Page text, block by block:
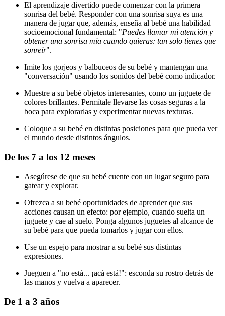
El aprendizaje divertido puede comenzar con la primera
sonrisa del bebé. Responder con una sonrisa suya es una
manera de jugar que, además, enseña al bebé una habilidad
socioemocional fundamental: "Puedes llamar mi atención y
obtener una sonrisa mía cuando quieras: tan solo tienes que
sonreír".
Imite los gorjeos y balbuceos de su bebé y mantengan una
"conversación" usando los sonidos del bebé como indicador.
Muestre a su bebé objetos interesantes, como un juguete de
colores brillantes. Permítale llevarse las cosas seguras a la
boca para explorarlas y experimentar nuevas texturas.
Coloque a su bebé en distintas posiciones para que pueda ver
el mundo desde distintos ángulos.
De los 7 a los 12 meses
Asegúrese de que su bebé cuente con un lugar seguro para
gatear y explorar.
Ofrezca a su bebé oportunidades de aprender que sus
acciones causan un efecto: por ejemplo, cuando suelta un
juguete y cae al suelo. Ponga algunos juguetes al alcance de
su bebé para que pueda tomarlos y jugar con ellos.
Use un espejo para mostrar a su bebé sus distintas
expresiones.
Jueguen a "no está... ¡acá está!": esconda su rostro detrás de
las manos y vuelva a aparecer.
De 1 a 3 años